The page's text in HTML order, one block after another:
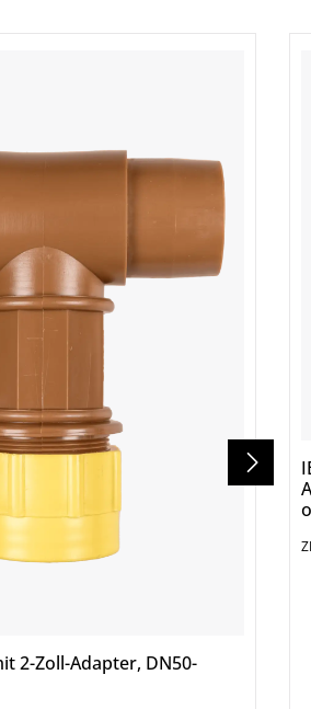
2-Zoll-Adapter, DN50-